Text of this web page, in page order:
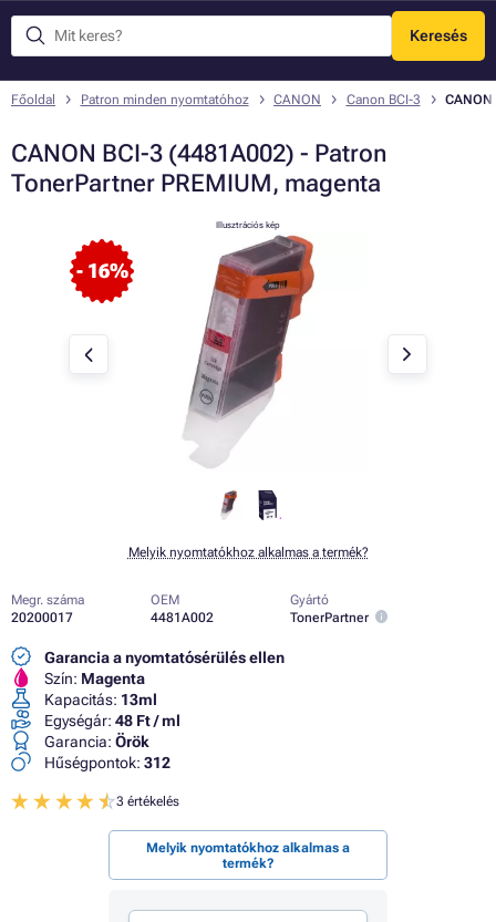
Keresés
Menü
Főoldal Patron minden nyomtatóhoz CANON Canon BCI-3
CANON BCI-3 (4481A002) - Patron
TonerPartner PREMIUM, magenta
- 16%
Illusztrációs kép
Melyik nyomtatókhoz alkalmas a termék?
Megr. száma
20200017
OEM
4481A002
Gyártó
TonerPartner
Garancia a nyomtatósérülés ellen
Szín: Magenta
Kapacitás: 13ml
Egységár: 48 Ft / ml
Garancia: Örök
Hűségpontok: 312
3 értékelés
Melyik nyomtatókhoz alkalmas a
termék?